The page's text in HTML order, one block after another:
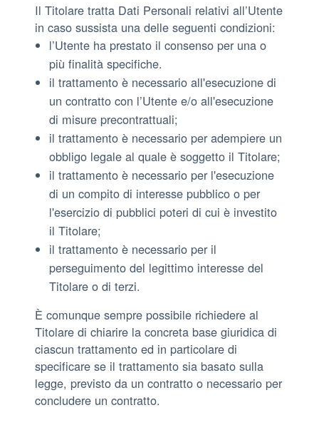
Il Titolare tratta Dati Personali relativi all’Utente
in caso sussista una delle seguenti condizioni:
l’Utente ha prestato il consenso per una o
più finalità specifiche.
il trattamento è necessario all'esecuzione di
un contratto con l’Utente e/o all'esecuzione
di misure precontrattuali;
il trattamento è necessario per adempiere un
obbligo legale al quale è soggetto il Titolare;
il trattamento è necessario per l'esecuzione
di un compito di interesse pubblico o per
l'esercizio di pubblici poteri di cui è investito
il Titolare;
il trattamento è necessario per il
perseguimento del legittimo interesse del
Titolare o di terzi.
È comunque sempre possibile richiedere al
Titolare di chiarire la concreta base giuridica di
ciascun trattamento ed in particolare di
specificare se il trattamento sia basato sulla
legge, previsto da un contratto o necessario per
concludere un contratto.